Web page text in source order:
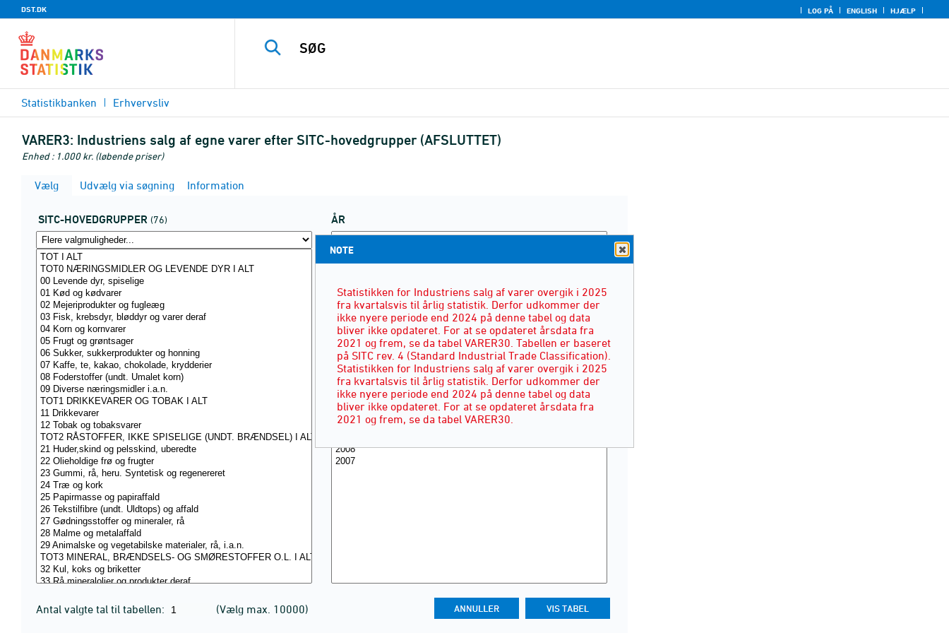
DST.DK LOG PÅ ENGLISH HJÆLP
Statistikbanken Erhvervsliv
VARER3: Industriens salg af egne varer efter SITC-hovedgrupper (AFSLUTTET)
Enhed : 1.000 kr. (løbende priser)
Vælg Udvælg via søgning Information
SITC-HOVEDGRUPPER (76) ÅR
Antal valgte tal til tabellen: (Vælg max. 10000)
NOTE
Statistikken for Industriens salg af varer overgik i 2025
fra kvartalsvis til årlig statistik. Derfor udkommer der
ikke nyere periode end 2024 på denne tabel og data
bliver ikke opdateret. For at se opdateret årsdata fra
2021 og frem, se da tabel VARER30. Tabellen er baseret
på SITC rev. 4 (Standard Industrial Trade Classification).
Statistikken for Industriens salg af varer overgik i 2025
fra kvartalsvis til årlig statistik. Derfor udkommer der
ikke nyere periode end 2024 på denne tabel og data
bliver ikke opdateret. For at se opdateret årsdata fra
2021 og frem, se da tabel VARER30.